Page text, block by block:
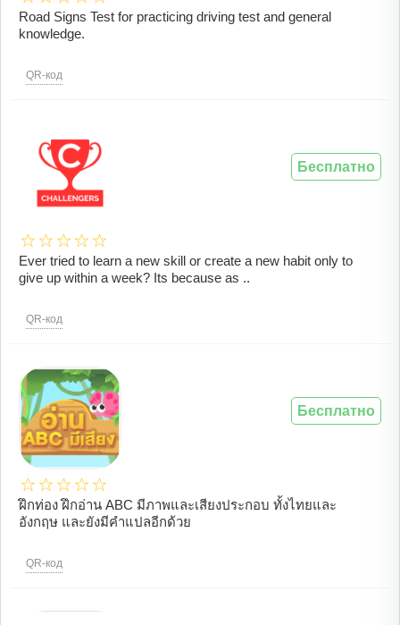
Road Signs Test for practicing driving test and general
knowledge.
QR-код
Ever tried to learn a new skill or create a new habit only to
give up within a week? Its because as ..
QR-код
Бесплатно
ฝึกท่อง ฝึกอ่าน ABC มีภาพและเสียงประกอบ ทั้งไทยและ
อังกฤษ และยังมีคำแปลอีกด้วย
QR-код
Бесплатно